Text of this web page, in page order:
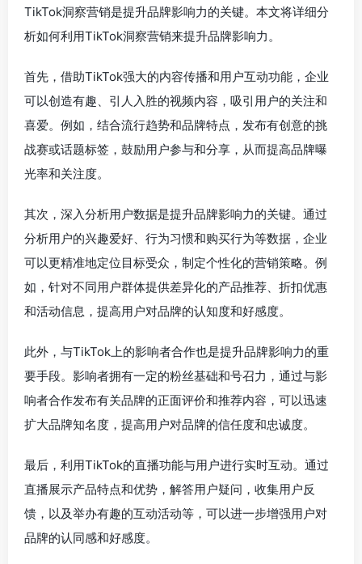
TikTok洞察营销是提升品牌影响力的关键。本文将详细分
析如何利用TikTok洞察营销来提升品牌影响力。
首先，借助TikTok强大的内容传播和用户互动功能，企业
可以创造有趣、引人入胜的视频内容，吸引用户的关注和
喜爱。例如，结合流行趋势和品牌特点，发布有创意的挑
战赛或话题标签，鼓励用户参与和分享，从而提高品牌曝
光率和关注度。
其次，深入分析用户数据是提升品牌影响力的关键。通过
分析用户的兴趣爱好、行为习惯和购买行为等数据，企业
可以更精准地定位目标受众，制定个性化的营销策略。例
如，针对不同用户群体提供差异化的产品推荐、折扣优惠
和活动信息，提高用户对品牌的认知度和好感度。
此外，与TikTok上的影响者合作也是提升品牌影响力的重
要手段。影响者拥有一定的粉丝基础和号召力，通过与影
响者合作发布有关品牌的正面评价和推荐内容，可以迅速
扩大品牌知名度，提高用户对品牌的信任度和忠诚度。
最后，利用TikTok的直播功能与用户进行实时互动。通过
直播展示产品特点和优势，解答用户疑问，收集用户反
馈，以及举办有趣的互动活动等，可以进一步增强用户对
品牌的认同感和好感度。